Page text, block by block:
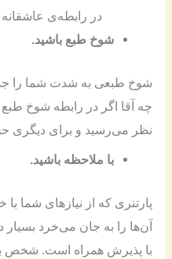
در رابطه‌ی عاشقانه
شوخ طبع باشید.
شوخ طبعی به شدت شما را
چه آقا اگر در رابطه شوخ
نظر می‌رسید و برای دیگری
با ملاحظه باشید.
پارتنری که از نیازهای شما
آن‌ها را به جان می‌خرد
با پذیرش همراه است. شخص